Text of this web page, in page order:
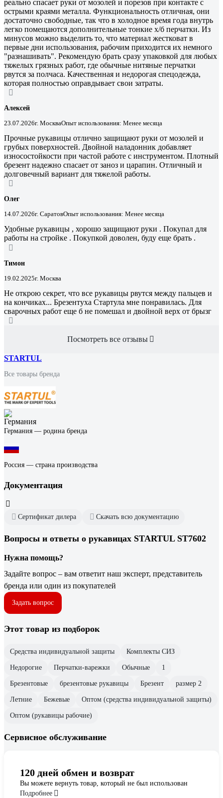
реально спасает руки от мозолей и порезов при контакте с
острыми краями металла. Функциональность отличная, они
достаточно свободные, так что в холодное время года внутрь
легко помещаются дополнительные тонкие х/б перчатки. Из
минусов можно выделить то, что материал жестковат в
первые дни использования, рабочим приходится их немного
"разнашивать". Рекомендую брать сразу упаковкой для любых
тяжелых грязных работ, где обычные нитяные перчатки
рвутся за полчаса. Качественная и недорогая спецодежда,
которая полностью оправдывает свои затраты.
Алексей
23.07.2026г. МоскваОпыт использования: Менее месяца
Прочные рукавицы отлично защищают руки от мозолей и
грубых поверхностей. Двойной наладонник добавляет
износостойкости при частой работе с инструментом. Плотный
брезент надежно спасает от заноз и царапин. Отличный и
долговечный вариант для тяжелой работы.
Олег
14.07.2026г. СаратовОпыт использования: Менее месяца
Удобные рукавицы , хорошо защищают руки . Покупал для
работы на стройке . Покупкой доволен, буду еще брать .
Тимон
19.02.2025г. Москва
Не открою секрет, что все рукавицы рвутся между пальцев и
на кончиках... Брезентуха Стартула мне понравилась. Для
сварочных работ еще б не помешал и двойной верх от брызг
Посмотреть все отзывы
STARTUL
Все товары бренда
Германия — родина бренда
Россия — страна производства
Документация
Сертификат дилера Скачать всю документацию
Вопросы и ответы о рукавицах STARTUL ST7602
Нужна помощь?
Задайте вопрос – вам ответит наш эксперт, представитель
бренда или один из покупателей
Задать вопрос
Этот товар из подборок
Средства индивидуальной защиты Комплекты СИЗ
Недорогие Перчатки-варежки Обычные 1
Брезентовые брезентовые рукавицы Брезент размер 2
Летние Бежевые Оптом (средства индивидуальной защиты)
Оптом (рукавицы рабочие)
Сервисное обслуживание
120 дней обмен и возврат
Вы можете вернуть товар, который не был использован
Подробнее